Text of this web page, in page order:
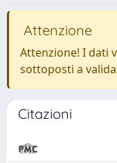
Attenzione
Attenzione! I dati
sottoposti a
Citazioni